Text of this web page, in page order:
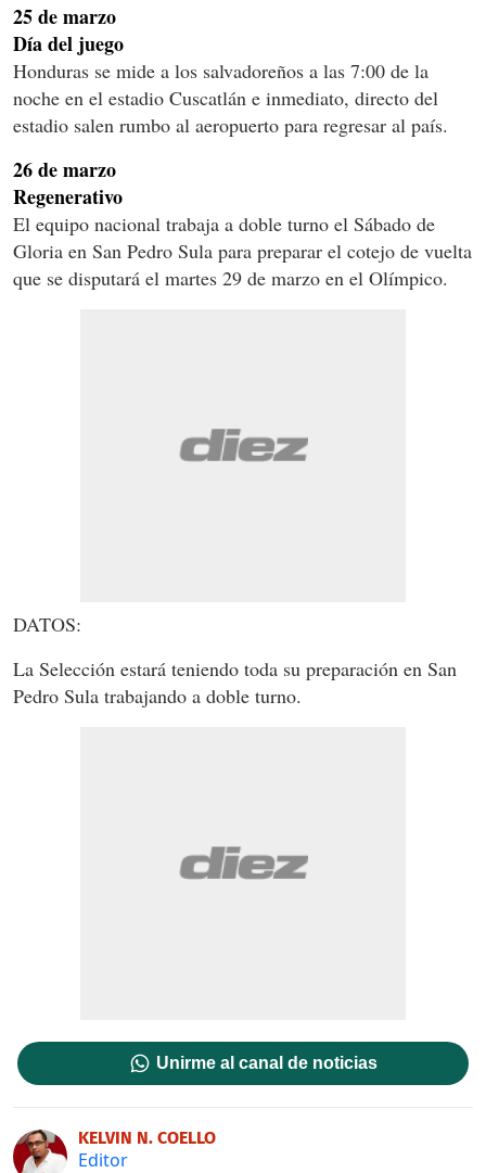
25 de marzo
Día del juego
Honduras se mide a los salvadoreños a las 7:00 de la
noche en el estadio Cuscatlán e inmediato, directo del
estadio salen rumbo al aeropuerto para regresar al país.
26 de marzo
Regenerativo
El equipo nacional trabaja a doble turno el Sábado de
Gloria en San Pedro Sula para preparar el cotejo de vuelta
que se disputará el martes 29 de marzo en el Olímpico.
DATOS:
La Selección estará teniendo toda su preparación en San
Pedro Sula trabajando a doble turno.
Unirme al canal de noticias
KELVIN N. COELLO
Editor